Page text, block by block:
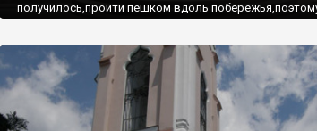
получилось,пройти пешком вдоль